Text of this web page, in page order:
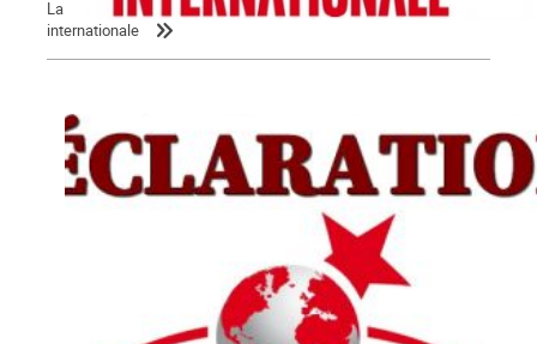
La Commune relaie la déclaration de la Ligue socialiste
internationale